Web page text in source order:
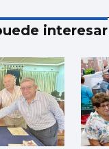
interesar